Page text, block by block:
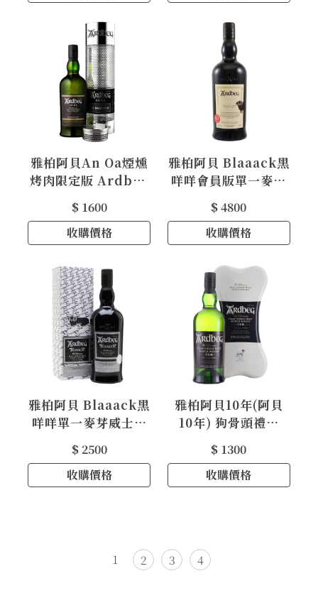
雅柏阿貝An Oa煙燻
烤肉限定版 Ardbeg
Whisky
$ 1600
收購價格
雅柏阿貝 Blaaack黑
咩咩會員版單一麥芽
Blaaack Single
Malt Whisky
$ 4800
收購價格
雅柏阿貝 Blaaack黑
咩咩單一麥芽威士忌
Single Malt
Whisky
$ 2500
收購價格
雅柏阿貝10年(阿貝
10年) 狗骨頭禮盒
Single Malt
Whisky
$ 1300
收購價格
1 2 3 4